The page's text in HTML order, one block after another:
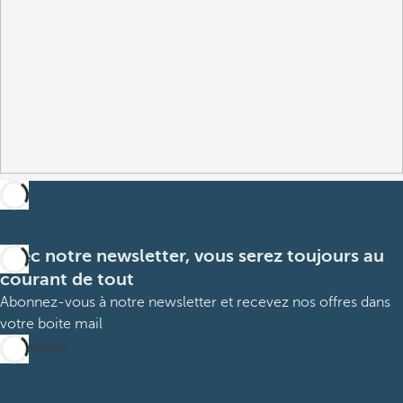
Avec notre newsletter, vous serez toujours au
courant de tout
Abonnez-vous à notre newsletter et recevez nos offres dans
votre boite mail
M’abonner